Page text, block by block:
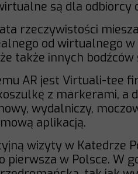
są dla odbiorcy
rzeczywistości
od wirtualnego
także innych
AR jest Virtuali-tee
z markerami, a
wydalniczy,
aplikacją.
wizyty w Katedrze
pierwsza w Polsce. W